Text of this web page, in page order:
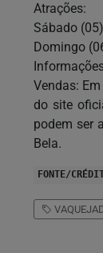
Atrações:
Sábado
Domingo
Vendas:
do site
podem ser
Bela.
FONTE/